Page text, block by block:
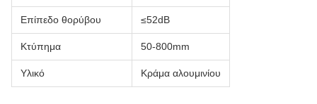
Επίπεδο θορύβου ≤52dB
Κτύπημα 50-800mm
Υλικό Κράμα αλουμινίου